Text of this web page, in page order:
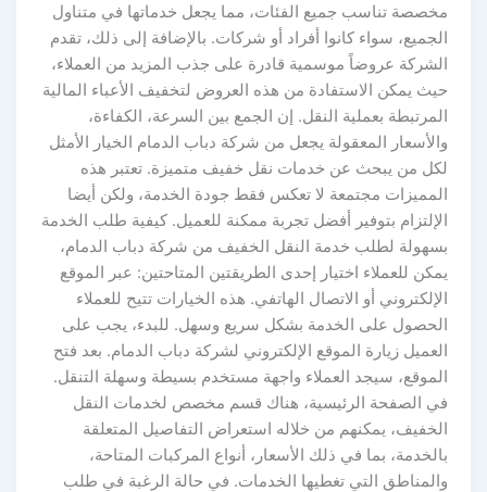
مخصصة تناسب جميع الفئات، مما يجعل خدماتها في متناول
الجميع، سواء كانوا أفراد أو شركات. بالإضافة إلى ذلك، تقدم
الشركة عروضاً موسمية قادرة على جذب المزيد من العملاء،
حيث يمكن الاستفادة من هذه العروض لتخفيف الأعباء المالية
المرتبطة بعملية النقل. إن الجمع بين السرعة، الكفاءة،
والأسعار المعقولة يجعل من شركة دباب الدمام الخيار الأمثل
لكل من يبحث عن خدمات نقل خفيف متميزة. تعتبر هذه
المميزات مجتمعة لا تعكس فقط جودة الخدمة، ولكن أيضا
الإلتزام بتوفير أفضل تجربة ممكنة للعميل. كيفية طلب الخدمة
بسهولة لطلب خدمة النقل الخفيف من شركة دباب الدمام،
يمكن للعملاء اختيار إحدى الطريقتين المتاحتين: عبر الموقع
الإلكتروني أو الاتصال الهاتفي. هذه الخيارات تتيح للعملاء
الحصول على الخدمة بشكل سريع وسهل. للبدء، يجب على
العميل زيارة الموقع الإلكتروني لشركة دباب الدمام. بعد فتح
الموقع، سيجد العملاء واجهة مستخدم بسيطة وسهلة التنقل.
في الصفحة الرئيسية، هناك قسم مخصص لخدمات النقل
الخفيف، يمكنهم من خلاله استعراض التفاصيل المتعلقة
بالخدمة، بما في ذلك الأسعار، أنواع المركبات المتاحة،
والمناطق التي تغطيها الخدمات. في حالة الرغبة في طلب